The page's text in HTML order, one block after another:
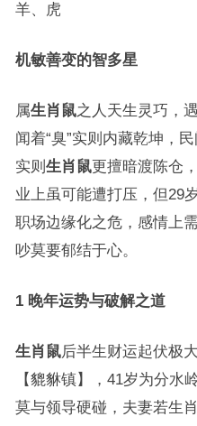
羊、虎
机敏善变的智多星
属生肖鼠之人天生灵巧，
闻着“臭”实则内藏乾坤，
实则 生肖鼠更擅暗渡陈仓
业上虽可能遭打压，但29
职场边缘化之危，感情上
吵莫要郁结于心。
1 晚年运势与破解之道
生肖鼠后半生财运起伏极
【貔貅镇】，41岁为分水
莫与领导硬碰，夫妻若生